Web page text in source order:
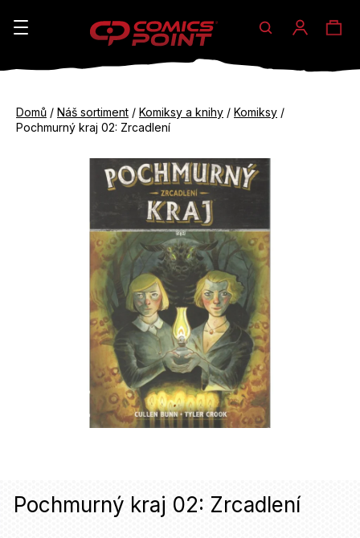
Hledat
Domů / Náš sortiment / Komiksy a knihy / Komiksy /
Pochmurný kraj 02: Zrcadlení
Pochmurný kraj 02: Zrcadlení
K
do
do
n